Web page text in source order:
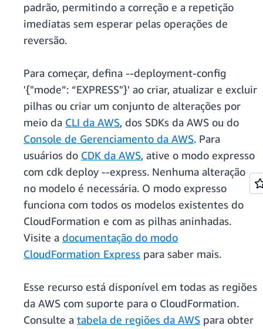
padrão, permitindo a correção e a repetição
imediatas sem esperar pelas operações de
reversão.
Para começar, defina --deployment-config
'{"mode”: “EXPRESS"}' ao criar, atualizar e excluir
pilhas ou criar um conjunto de alterações por
meio da CLI da AWS, dos SDKs da AWS ou do
Console de Gerenciamento da AWS. Para
usuários do CDK da AWS, ative o modo expresso
com cdk deploy --express. Nenhuma alteração
no modelo é necessária. O modo expresso
funciona com todos os modelos existentes do
CloudFormation e com as pilhas aninhadas.
Visite a documentação do modo
CloudFormation Express para saber mais.
Esse recurso está disponível em todas as regiões
da AWS com suporte para o CloudFormation.
Consulte a tabela de regiões da AWS para obter